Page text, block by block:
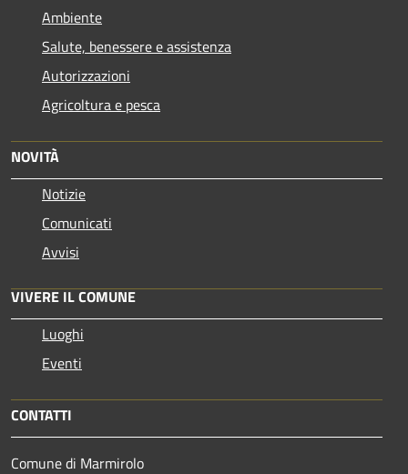
Ambiente
Salute, benessere e assistenza
Autorizzazioni
Agricoltura e pesca
NOVITÀ
Notizie
Comunicati
Avvisi
VIVERE IL COMUNE
Luoghi
Eventi
CONTATTI
Comune di Marmirolo